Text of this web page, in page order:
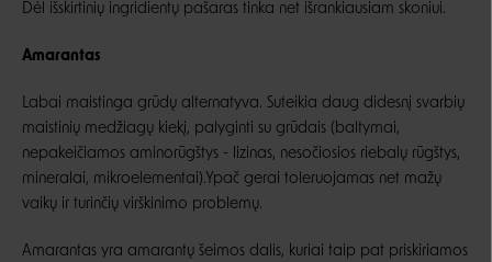
Dėl išskirtinių ingridientų pašaras tinka net išrankiausiam skoniui.
Amarantas
Labai maistinga grūdų alternatyva. Suteikia daug didesnį svarbių
maistinių medžiagų kiekį, palyginti su grūdais (baltymai,
nepakeičiamos aminorūgštys - lizinas, nesočiosios riebalų rūgštys,
mineralai, mikroelementai).Ypač gerai toleruojamas net mažų
vaikų ir turinčių virškinimo problemų.
Amarantas yra amarantų šeimos dalis, kuriai taip pat priskiriamos